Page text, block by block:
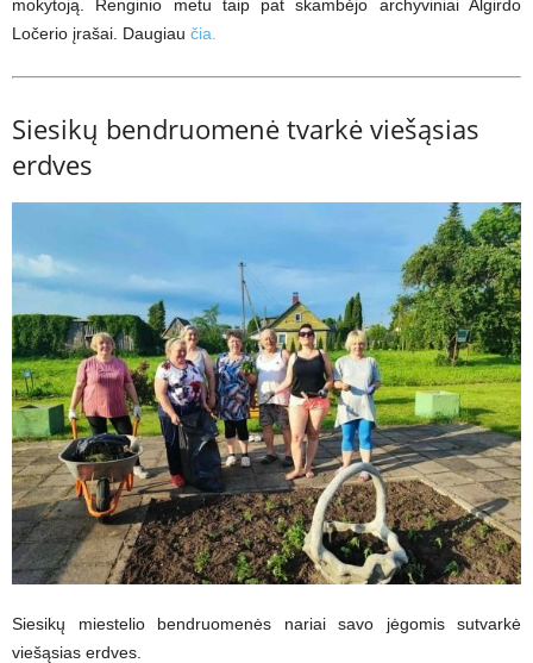
mokytoją. Renginio metu taip pat skambėjo archyviniai Algirdo
Ločerio įrašai. Daugiau čia.
Siesikų bendruomenė tvarkė viešąsias
erdves
Siesikų miestelio bendruomenės nariai savo jėgomis sutvarkė
viešąsias erdves.